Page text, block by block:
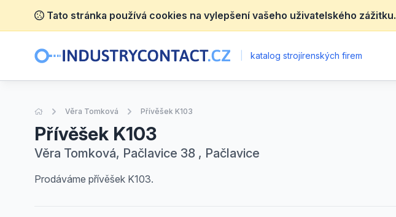
Tato stránka používá cookies na vylepšení vašeho uživatelského zážitku.
katalog strojírenských firem
Úvodní stránka
Věra Tomková Přívěšek K103
Přívěšek K103
Věra Tomková, Pačlavice 38 , Pačlavice
Prodáváme přívěšek K103.